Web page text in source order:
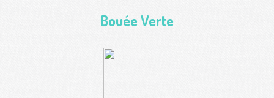
Bouée Verte